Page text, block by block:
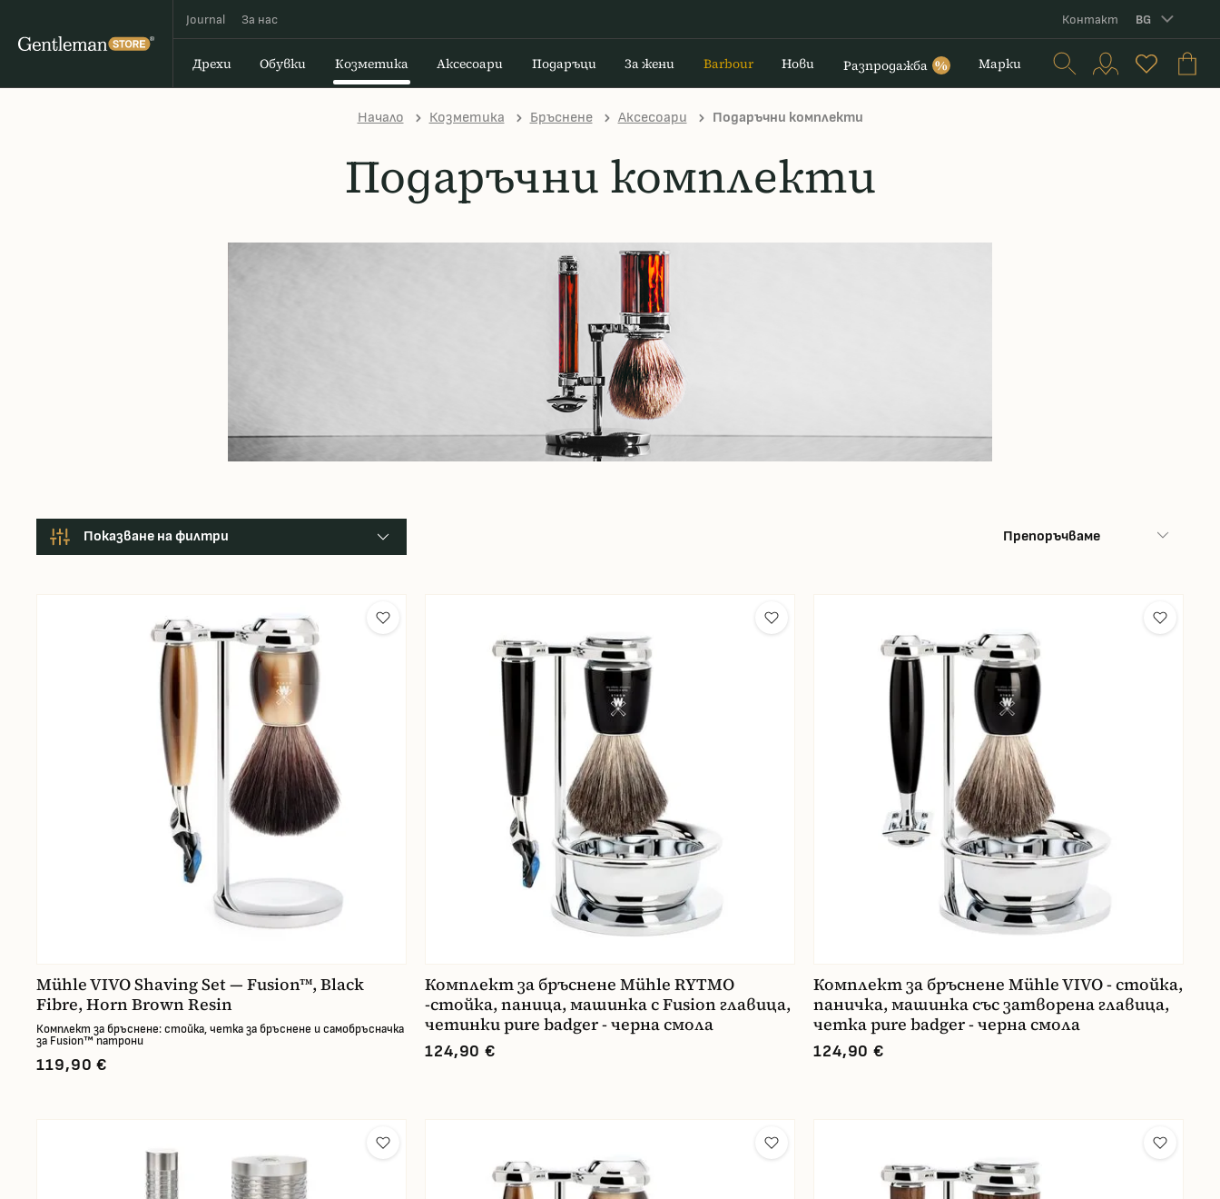
Journal За наc Контакт BG
Дрехи Обувки Козметика Аксесоари Подаръци За жени Barbour Нови Разпродажба % Марки
Начало Козметика Бръснене Аксесоари Подаръчни комплекти
Подаръчни комплекти
Показване на филтри Препоръчваме
Mühle VIVO Shaving Set — Fusion™, Black
Fibre, Horn Brown Resin
Комплект за бръснене: стойка, четка за бръснене и самобръсначка
за Fusion™ патрони
119,90 €
Комплект за бръснене Mühle RYTMO
-стойка, паница, машинка с Fusion главица,
четинки pure badger - черна смола
124,90 €
Комплект за бръснене Mühle VIVO - стойка,
паничка, машинка със затворена главица,
четка pure badger - черна смола
124,90 €